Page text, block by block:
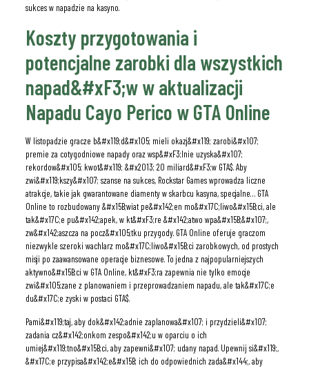
sukces w napadzie na kasyno.
Koszty przygotowania i
potencjalne zarobki dla wszystkich
napad&#xF3;w w aktualizacji
Napadu Cayo Perico w GTA Online
W listopadzie gracze b&#x119;d&#x105; mieli okazj&#x119; zarobi&#x107;
premie za cotygodniowe napady oraz wsp&#xF3;lnie uzyska&#x107;
rekordow&#x105; kwot&#x119; &#x2013; 20 miliard&#xF3;w GTA$. Aby
zwi&#x119;kszy&#x107; szanse na sukces, Rockstar Games wprowadza liczne
atrakcje, takie jak gwarantowane diamenty w skarbcu kasyna, specjalne… GTA
Online to rozbudowany &#x15B;wiat pe&#x142;en mo&#x17C;liwo&#x15B;ci, ale
tak&#x17C;e pu&#x142;apek, w kt&#xF3;re &#x142;atwo wpa&#x15B;&#x107;,
zw&#x142;aszcza na pocz&#x105;tku przygody. GTA Online oferuje graczom
niezwykle szeroki wachlarz mo&#x17C;liwo&#x15B;ci zarobkowych, od prostych
misji po zaawansowane operacje biznesowe. To jedna z najpopularniejszych
aktywno&#x15B;ci w GTA Online, kt&#xF3;ra zapewnia nie tylko emocje
zwi&#x105;zane z planowaniem i przeprowadzaniem napadu, ale tak&#x17C;e
du&#x17C;e zyski w postaci GTA$.
Pami&#x119;taj, aby dok&#x142;adnie zaplanowa&#x107; i przydzieli&#x107;
zadania cz&#x142;onkom zespo&#x142;u w oparciu o ich
umiej&#x119;tno&#x15B;ci, aby zapewni&#x107; udany napad. Upewnij si&#x119;,
&#x17C;e przypisa&#x142;e&#x15B; ich do odpowiednich zada&#x144;, aby